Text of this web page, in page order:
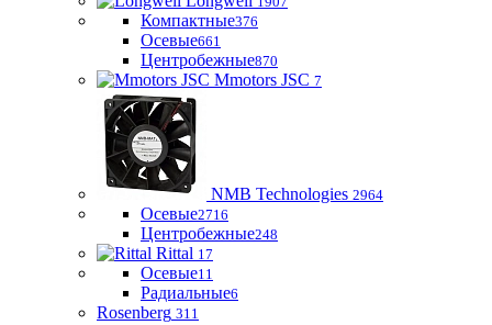
Компактные376
Осевые661
Центробежные870
Mmotors JSC 7
NMB Technologies 2964
Осевые2716
Центробежные248
Rittal 17
Осевые11
Радиальные6
Rosenberg 311